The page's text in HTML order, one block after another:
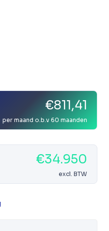
€811,41
per maand o.b.v 60 maanden
€34.950
excl. BTW